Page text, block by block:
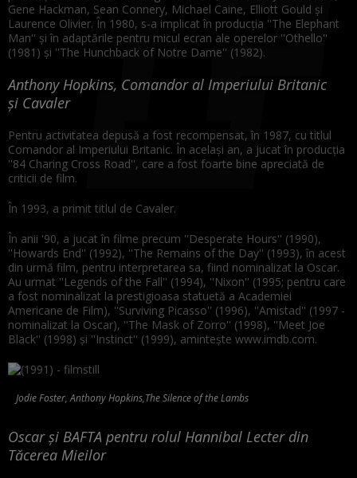
Gene Hackman, Sean Connery, Michael Caine, Elliott Gould şi
Laurence Olivier. În 1980, s-a implicat în producţia ''The Elephant
Man'' şi în adaptările pentru micul ecran ale operelor ''Othello''
(1981) şi ''The Hunchback of Notre Dame'' (1982).
Anthony Hopkins, Comandor al Imperiului Britanic
și Cavaler
Pentru activitatea depusă a fost recompensat, în 1987, cu titlul
Comandor al Imperiului Britanic. În acelaşi an, a jucat în producţia
''84 Charing Cross Road'', care a fost foarte bine apreciată de
criticii de film.
În 1993, a primit titlul de Cavaler.
În anii '90, a jucat în filme precum ''Desperate Hours'' (1990),
''Howards End'' (1992), ''The Remains of the Day'' (1993), în acest
din urmă film, pentru interpretarea sa, fiind nominalizat la Oscar.
Au urmat ''Legends of the Fall'' (1994), ''Nixon'' (1995; pentru care
a fost nominalizat la prestigioasa statuetă a Academiei
Americane de Film), ''Surviving Picasso'' (1996), ''Amistad'' (1997 -
nominalizat la Oscar), ''The Mask of Zorro'' (1998), ''Meet Joe
Black'' (1998) şi ''Instinct'' (1999), aminteşte www.imdb.com.
Jodie Foster, Anthony Hopkins,The Silence of the Lambs
Oscar și BAFTA pentru rolul Hannibal Lecter din
Tăcerea Mieilor